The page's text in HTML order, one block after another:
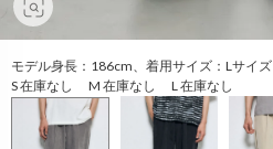
モデル身長：186cm、着用サイズ：Lサイズ
S 在庫なし M 在庫なし L 在庫なし